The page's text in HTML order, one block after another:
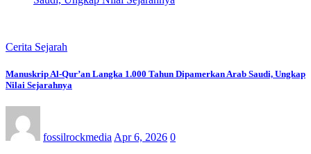
Cerita Sejarah
Manuskrip Al-Qur’an Langka 1.000 Tahun Dipamerkan Arab Saudi, Ungkap
Nilai Sejarahnya
fossilrockmedia Apr 6, 2026 0